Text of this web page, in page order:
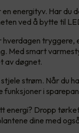
energityv. Har du
ved å bytte til
Med smart
av døgnet.
strøm. Når du
i
energi? Dropp
dine med